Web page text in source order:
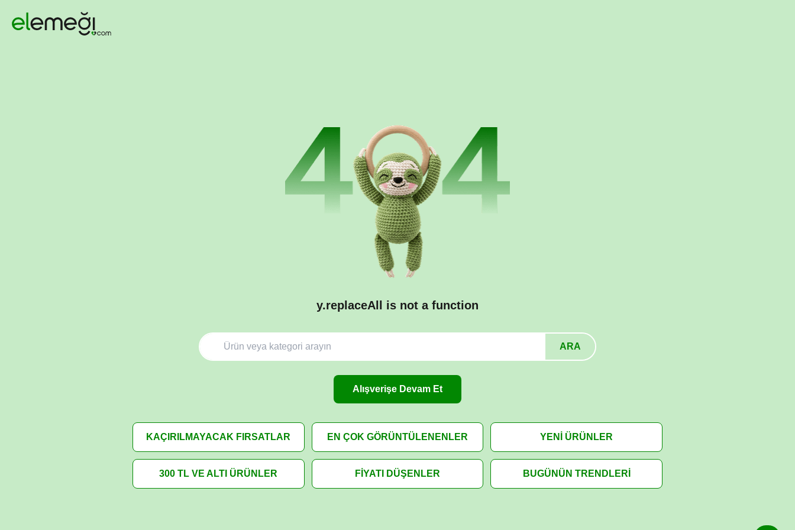
y.replaceAll is not a function
ARA
Alışverişe Devam Et
KAÇIRILMAYACAK FIRSATLAR EN ÇOK GÖRÜNTÜLENENLER YENİ ÜRÜNLER
300 TL VE ALTI ÜRÜNLER FİYATI DÜŞENLER BUGÜNÜN TRENDLERİ